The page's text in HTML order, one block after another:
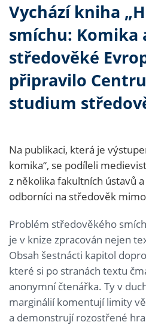
Vychází kniha
smíchu: Komika
středověké
připravilo
studium
Na publikaci, která je
komika“, se podíleli
z několika fakultních ústavů
odborníci na středověk mimo
Problém středověkého
je v knize zpracován nejen
Obsah šestnácti kapitol
které si po stranách textu
anonymní čtenářka. Ty v
marginálií komentují limity
a demonstrují rozostřené